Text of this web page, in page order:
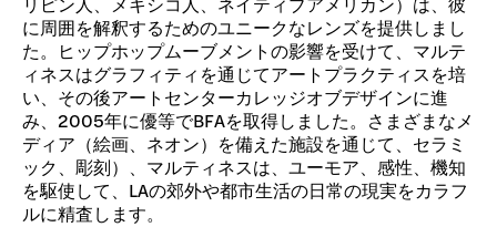
に周囲を解釈するためのユニークなレンズを提供しまし
た。ヒップホップムーブメントの影響を受けて、マルテ
ィネスはグラフィティを通じてアートプラクティスを培
い、その後アートセンターカレッジオブデザインに進
み、2005年に優等でBFAを取得しました。さまざまなメ
ディア（絵画、ネオン）を備えた施設を通じて、セラミ
ック、彫刻）、マルティネスは、ユーモア、感性、機知
を駆使して、LAの郊外や都市生活の日常の現実をカラフ
ルに精査します。